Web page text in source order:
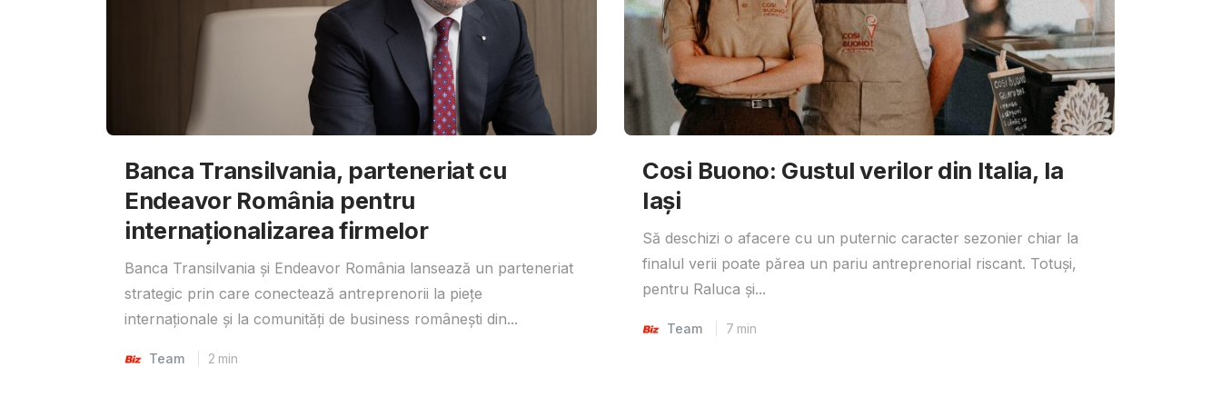
Banca Transilvania, parteneriat cu
Endeavor România pentru
internaționalizarea firmelor
Banca Transilvania și Endeavor România lansează un parteneriat
strategic prin care conectează antreprenorii la piețe
internaționale și la comunități de business românești din...
Team 2 min
Cosi Buono: Gustul verilor din Italia, la
Iași
Să deschizi o afacere cu un puternic caracter sezonier chiar la
finalul verii poate părea un pariu antreprenorial riscant. Totuși,
pentru Raluca și...
Team 7 min